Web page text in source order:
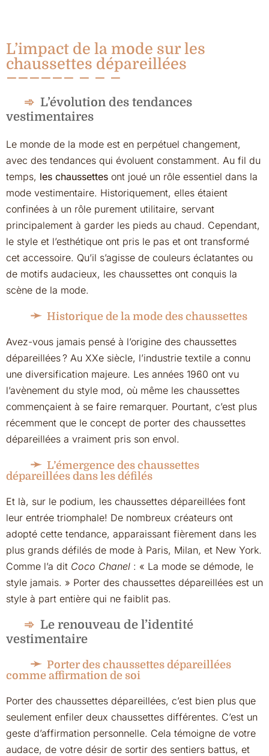
L’impact de la mode sur les
chaussettes dépareillées
L’évolution des tendances
vestimentaires
Le monde de la mode est en perpétuel changement,
avec des tendances qui évoluent constamment. Au fil du
temps, les chaussettes ont joué un rôle essentiel dans la
mode vestimentaire. Historiquement, elles étaient
confinées à un rôle purement utilitaire, servant
principalement à garder les pieds au chaud. Cependant,
le style et l’esthétique ont pris le pas et ont transformé
cet accessoire. Qu’il s’agisse de couleurs éclatantes ou
de motifs audacieux, les chaussettes ont conquis la
scène de la mode.
Historique de la mode des chaussettes
Avez-vous jamais pensé à l’origine des chaussettes
dépareillées ? Au XXe siècle, l’industrie textile a connu
une diversification majeure. Les années 1960 ont vu
l’avènement du style mod, où même les chaussettes
commençaient à se faire remarquer. Pourtant, c’est plus
récemment que le concept de porter des chaussettes
dépareillées a vraiment pris son envol.
L’émergence des chaussettes
dépareillées dans les défilés
Et là, sur le podium, les chaussettes dépareillées font
leur entrée triomphale! De nombreux créateurs ont
adopté cette tendance, apparaissant fièrement dans les
plus grands défilés de mode à Paris, Milan, et New York.
Comme l’a dit Coco Chanel : « La mode se démode, le
style jamais. » Porter des chaussettes dépareillées est un
style à part entière qui ne faiblit pas.
Le renouveau de l’identité
vestimentaire
Porter des chaussettes dépareillées
comme affirmation de soi
Porter des chaussettes dépareillées, c’est bien plus que
seulement enfiler deux chaussettes différentes. C’est un
geste d’affirmation personnelle. Cela témoigne de votre
audace, de votre désir de sortir des sentiers battus, et